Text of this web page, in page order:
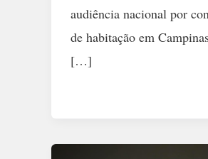
audiência nacional por
de habitação em
[…]